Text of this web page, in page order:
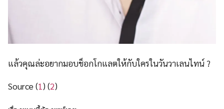
แล้วคุณล่ะอยากมอบช็อกโกแลตให้กับใครในวันวาเลนไทน์ ?
Source (1) (2)